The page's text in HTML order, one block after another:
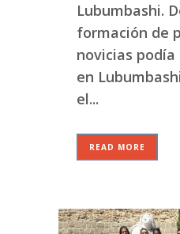
Lubumbashi.
formación de
novicias
en
el...
READ MORE